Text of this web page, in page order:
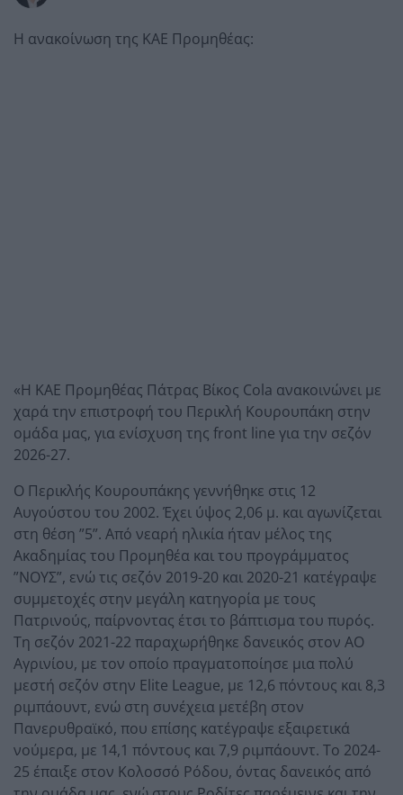
Η ανακοίνωση της ΚΑΕ Προμηθέας:
«Η ΚΑΕ Προμηθέας Πάτρας Βίκος Cola ανακοινώνει με
χαρά την επιστροφή του Περικλή Κουρουπάκη στην
ομάδα μας, για ενίσχυση της front line για την σεζόν
2026-27.
Ο Περικλής Κουρουπάκης γεννήθηκε στις 12
Αυγούστου του 2002. Έχει ύψος 2,06 μ. και αγωνίζεται
στη θέση ”5”. Από νεαρή ηλικία ήταν μέλος της
Ακαδημίας του Προμηθέα και του προγράμματος
”ΝΟΥΣ”, ενώ τις σεζόν 2019-20 και 2020-21 κατέγραψε
συμμετοχές στην μεγάλη κατηγορία με τους
Πατρινούς, παίρνοντας έτσι το βάπτισμα του πυρός.
Τη σεζόν 2021-22 παραχωρήθηκε δανεικός στον ΑΟ
Αγρινίου, με τον οποίο πραγματοποίησε μια πολύ
μεστή σεζόν στην Elite League, με 12,6 πόντους και 8,3
ριμπάουντ, ενώ στη συνέχεια μετέβη στον
Πανερυθραϊκό, που επίσης κατέγραψε εξαιρετικά
νούμερα, με 14,1 πόντους και 7,9 ριμπάουντ. Το 2024-
25 έπαιξε στον Κολοσσό Ρόδου, όντας δανεικός από